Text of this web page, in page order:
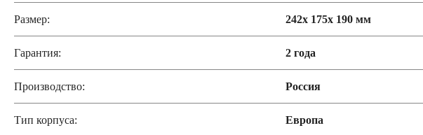
Размер: 242x 175x 190 мм
Гарантия: 2 года
Производство: Россия
Тип корпуса: Европа